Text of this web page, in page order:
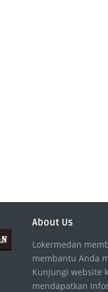
About Us
Lokermedan
membantu Anda
Kunjungi website
mendapatkan